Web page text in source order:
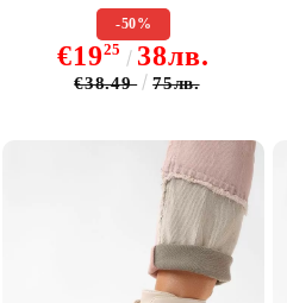
-50%
€1925 38лв.
€38.49 75лв.